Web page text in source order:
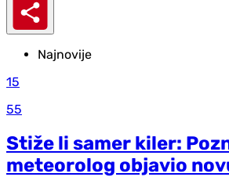
Najnovije
15
55
Stiže li samer kiler:
meteorolog objavio